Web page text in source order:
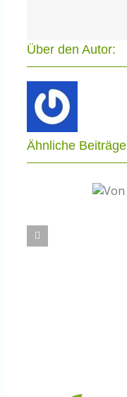
Über den Autor:
Ähnliche Beiträge